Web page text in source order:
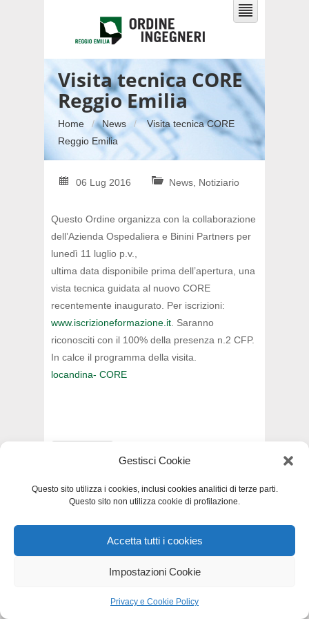
Gestisci Cookie
Questo sito utilizza i cookies, inclusi cookies analitici di terze parti.
Questo sito non utilizza cookie di profilazione.
Accetta tutti i cookies
Impostazioni Cookie
Privacy e Cookie Policy
Visita tecnica CORE
Reggio Emilia
Home News
Visita tecnica CORE
Reggio Emilia
06 Lug 2016 News Notiziario
Questo Ordine organizza con la collaborazione
dell’Azienda Ospedaliera e Binini Partners per
lunedì 11 luglio p.v.,
ultima data disponibile prima dell’apertura, una
vista tecnica guidata al nuovo CORE
recentemente inaugurato. Per iscrizioni:
www.iscrizioneformazione.it . Saranno
riconosciti con il 100% della presenza n.2 CFP.
In calce il programma della visita.
locandina- CORE
Privacy e Cookie Policy-Dichiarazione di
accessibilità- Mappa del sito